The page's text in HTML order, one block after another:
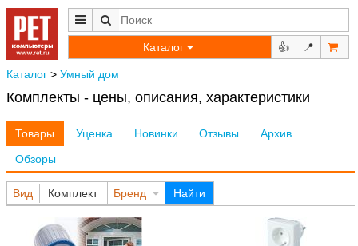
Каталог 👍 📍
Каталог > Умный дом
Комплекты - цены, описания, характеристики
Товары Уценка Новинки Отзывы
Архив
Обзоры
Вид Комплект Бренд Найти